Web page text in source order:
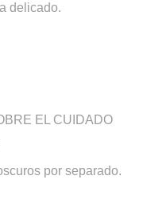
delicado.
EL CUIDADO
por separado.